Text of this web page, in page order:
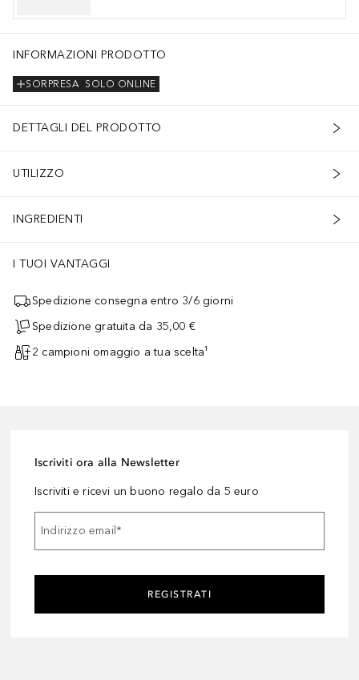
INFORMAZIONI PRODOTTO
SOLO ONLINE
SORPRESA
DETTAGLI DEL PRODOTTO
UTILIZZO
INGREDIENTI
I TUOI VANTAGGI
Spedizione consegna entro 3/6 giorni
Spedizione gratuita da 35,00 €
2 campioni omaggio a tua scelta¹
Iscriviti ora alla Newsletter
Iscriviti e ricevi un buono regalo da 5 euro
Indirizzo email*
REGISTRATI